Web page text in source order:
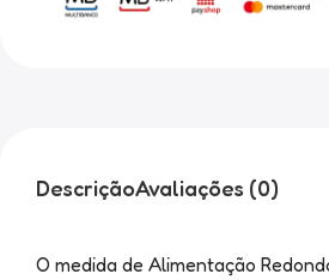
DescriçãoAvaliações (0)
O medida de Alimentação